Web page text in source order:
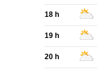
18 h
19 h
20 h